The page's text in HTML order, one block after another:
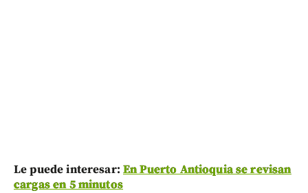
Le puede interesar: En Puerto Antioquia se revisan
cargas en 5 minutos